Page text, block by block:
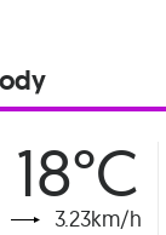
18°C
3.23km/h